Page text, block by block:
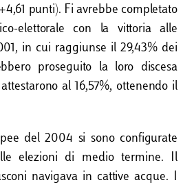
punti). Fi avrebbe completato
elettorale con la vittoria alle
in cui raggiunse il 29,43% dei
proseguito la loro discesa
al 16,57%, ottenendo il
del 2004 si sono configurate
elezioni di medio termine. Il
navigava in cattive acque. I